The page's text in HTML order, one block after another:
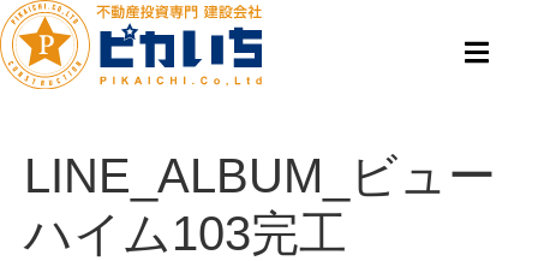
LINE_ALBUM_ビュー
ハイム103完工